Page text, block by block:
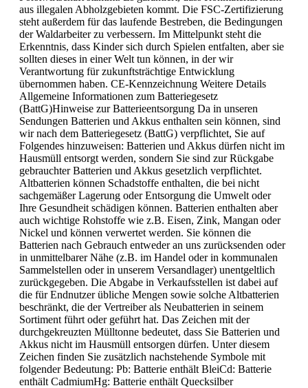
aus illegalen Abholzgebieten kommt. Die FSC-Zertifizierung
steht außerdem für das laufende Bestreben, die Bedingungen
der Waldarbeiter zu verbessern. Im Mittelpunkt steht die
Erkenntnis, dass Kinder sich durch Spielen entfalten, aber sie
sollten dieses in einer Welt tun können, in der wir
Verantwortung für zukunftsträchtige Entwicklung
übernommen haben. CE-Kennzeichnung Weitere Details
Allgemeine Informationen zum Batteriegesetz
(BattG)Hinweise zur Batterieentsorgung Da in unseren
Sendungen Batterien und Akkus enthalten sein können, sind
wir nach dem Batteriegesetz (BattG) verpflichtet, Sie auf
Folgendes hinzuweisen: Batterien und Akkus dürfen nicht im
Hausmüll entsorgt werden, sondern Sie sind zur Rückgabe
gebrauchter Batterien und Akkus gesetzlich verpflichtet.
Altbatterien können Schadstoffe enthalten, die bei nicht
sachgemäßer Lagerung oder Entsorgung die Umwelt oder
Ihre Gesundheit schädigen können. Batterien enthalten aber
auch wichtige Rohstoffe wie z.B. Eisen, Zink, Mangan oder
Nickel und können verwertet werden. Sie können die
Batterien nach Gebrauch entweder an uns zurücksenden oder
in unmittelbarer Nähe (z.B. im Handel oder in kommunalen
Sammelstellen oder in unserem Versandlager) unentgeltlich
zurückgegeben. Die Abgabe in Verkaufsstellen ist dabei auf
die für Endnutzer übliche Mengen sowie solche Altbatterien
beschränkt, die der Vertreiber als Neubatterien in seinem
Sortiment führt oder geführt hat. Das Zeichen mit der
durchgekreuzten Mülltonne bedeutet, dass Sie Batterien und
Akkus nicht im Hausmüll entsorgen dürfen. Unter diesem
Zeichen finden Sie zusätzlich nachstehende Symbole mit
folgender Bedeutung: Pb: Batterie enthält BleiCd: Batterie
enthält CadmiumHg: Batterie enthält Quecksilber